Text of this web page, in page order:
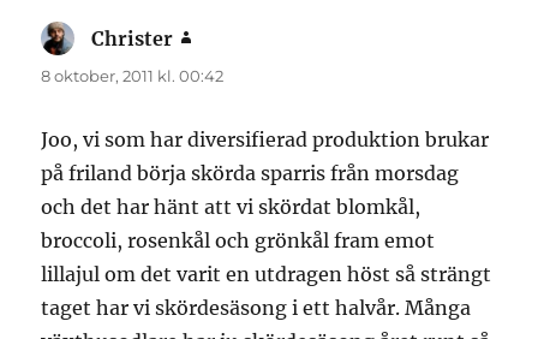
Christer
8 oktober, 2011 kl. 00:42
Joo, vi som har diversifierad produktion brukar
på friland börja skörda sparris från morsdag
och det har hänt att vi skördat blomkål,
broccoli, rosenkål och grönkål fram emot
lillajul om det varit en utdragen höst så strängt
taget har vi skördesäsong i ett halvår. Många